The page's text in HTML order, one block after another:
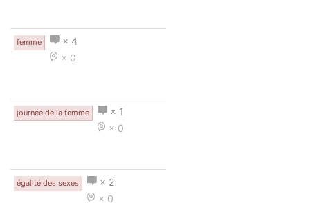
femme
× 4
× 0
journée de la femme
× 1
× 0
égalité des sexes
× 2
× 0